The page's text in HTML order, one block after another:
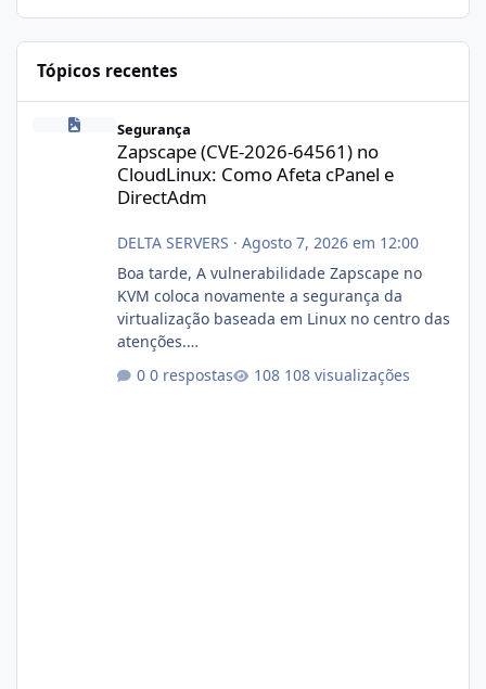
Tópicos recentes
Segurança
Zapscape (CVE-2026-64561) no
CloudLinux: Como Afeta cPanel e
DirectAdm
DELTA SERVERS · Agosto 7, 2026 em 12:00
Boa tarde, A vulnerabilidade Zapscape no
KVM coloca novamente a segurança da
virtualização baseada em Linux no centro das
atenções.
xjx23zz5f Criamos uma breve explicação:
0 respostas 108 visualizações